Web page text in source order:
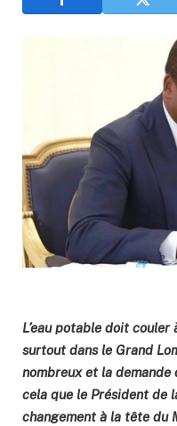
L’eau potable doit
surtout dans le Grand
nombreux et la demande
cela que le Président de
changement à la tête du